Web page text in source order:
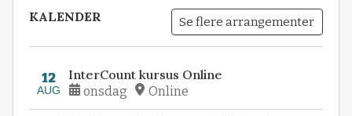
KALENDER Se flere arrangementer
12
AUG
InterCount kursus Online
onsdag Online